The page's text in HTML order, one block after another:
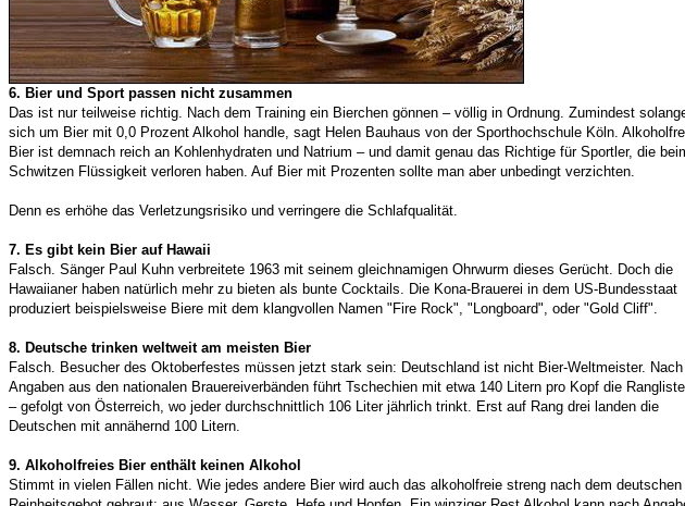
6. Bier und Sport passen nicht zusammen
Das ist nur teilweise richtig. Nach dem Training ein Bierchen gönnen – völlig in Ordnung. Zumindest
sich um Bier mit 0,0 Prozent Alkohol handle, sagt Helen Bauhaus von der Sporthochschule Köln.
Bier ist demnach reich an Kohlenhydraten und Natrium – und damit genau das Richtige für Sportler, die
Schwitzen Flüssigkeit verloren haben. Auf Bier mit Prozenten sollte man aber unbedingt verzichten.
Denn es erhöhe das Verletzungsrisiko und verringere die Schlafqualität.
7. Es gibt kein Bier auf Hawaii
Falsch. Sänger Paul Kuhn verbreitete 1963 mit seinem gleichnamigen Ohrwurm dieses Gerücht. Doch die
Hawaiianer haben natürlich mehr zu bieten als bunte Cocktails. Die Kona-Brauerei in dem US-Bundesstaat
produziert beispielsweise Biere mit dem klangvollen Namen "Fire Rock", "Longboard", oder "Gold Cliff".
8. Deutsche trinken weltweit am meisten Bier
Falsch. Besucher des Oktoberfestes müssen jetzt stark sein: Deutschland ist nicht Bier-Weltmeister. Nach
Angaben aus den nationalen Brauereiverbänden führt Tschechien mit etwa 140 Litern pro Kopf die
– gefolgt von Österreich, wo jeder durchschnittlich 106 Liter jährlich trinkt. Erst auf Rang drei landen die
Deutschen mit annähernd 100 Litern.
9. Alkoholfreies Bier enthält keinen Alkohol
Stimmt in vielen Fällen nicht. Wie jedes andere Bier wird auch das alkoholfreie streng nach dem deutschen